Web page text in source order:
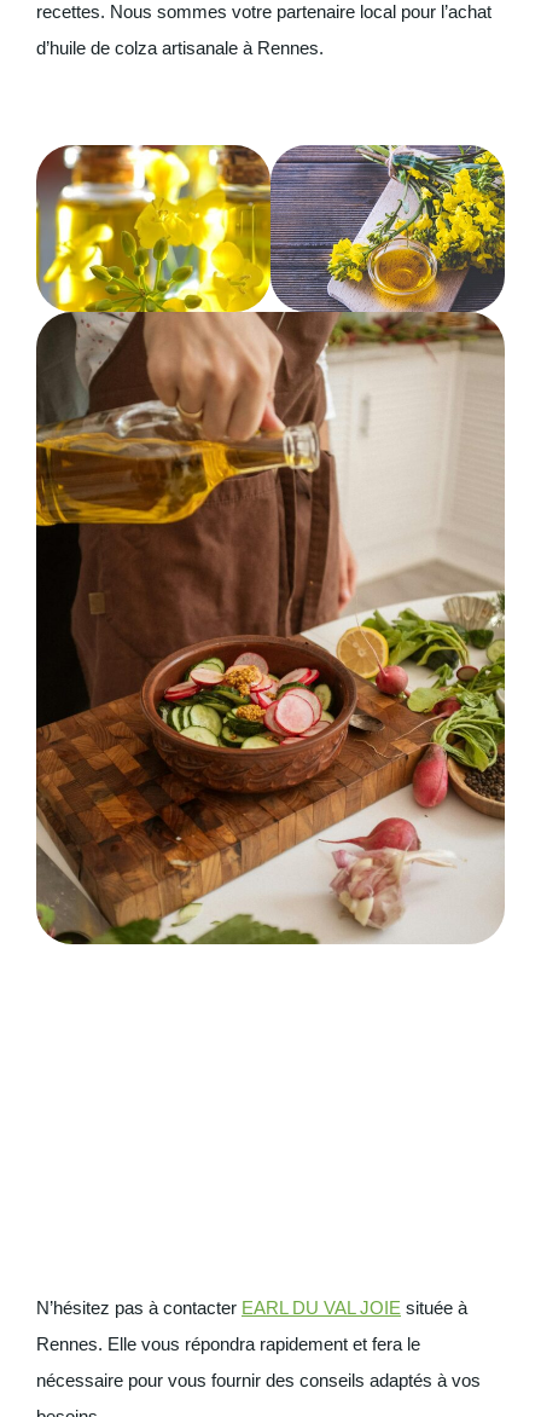
recettes. Nous sommes votre partenaire local pour l’achat
d’huile de colza artisanale à Rennes.
N’hésitez pas à contacter EARL DU VAL JOIE située à
Rennes. Elle vous répondra rapidement et fera le
nécessaire pour vous fournir des conseils adaptés à vos